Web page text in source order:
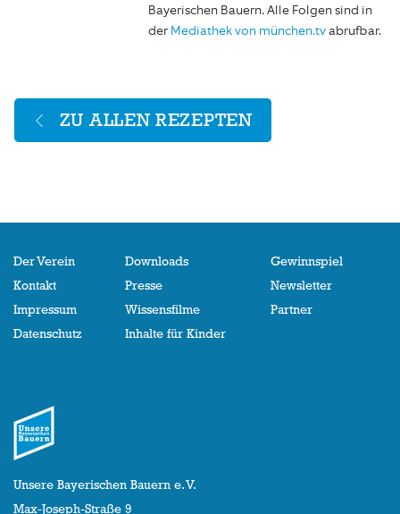
Bayerischen Bauern. Alle Folgen sind in
der Mediathek von münchen.tvabrufbar.
ZU ALLEN REZEPTEN
Der Verein
Kontakt
Impressum
Datenschutz
Downloads
Presse
Wissensfilme
Inhalte für Kinder
Gewinnspiel
Newsletter
Partner
Unsere Bayerischen Bauern e. V.
Max-Joseph-Straße 9